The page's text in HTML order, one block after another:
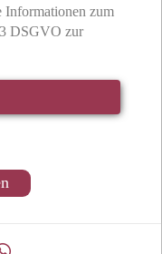
Informationen zum
DSGVO zur